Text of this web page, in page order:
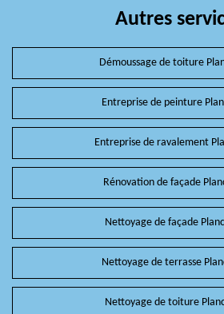
Autres
Démoussage de toiture
Entreprise de peinture
Entreprise de ravalement
Rénovation de façade
Nettoyage de façade
Nettoyage de terrasse
Nettoyage de toiture